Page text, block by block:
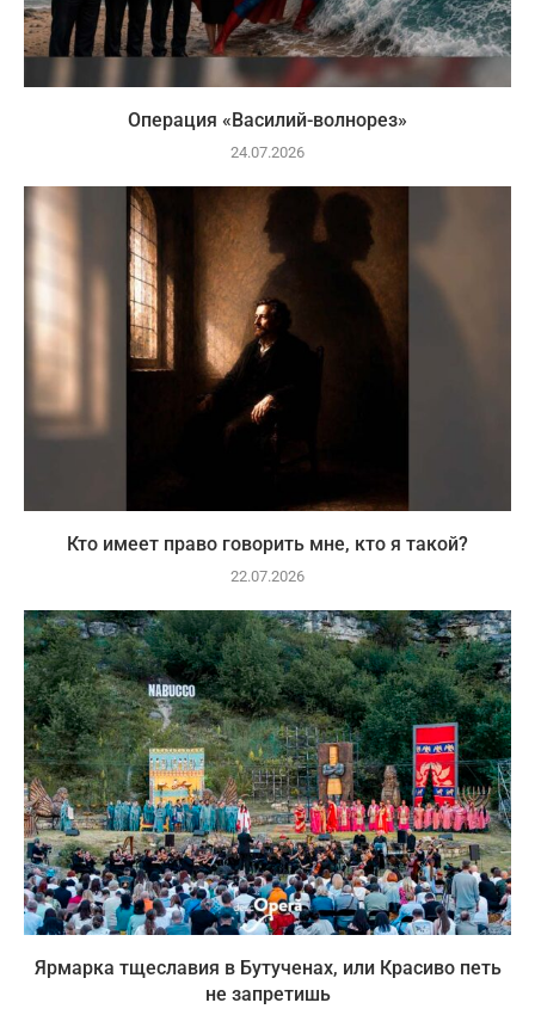
Операция «Василий-волнорез»
24.07.2026
Кто имеет право говорить мне, кто я такой?
22.07.2026
Ярмарка тщеславия в Бутученах, или Красиво петь
не запретишь